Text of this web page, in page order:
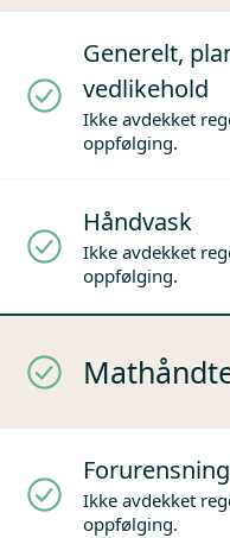
Generelt,
vedlikehold
Ikke avdekket
oppfølging.
Håndvask
Ikke avdekket
oppfølging.
Ikke avdekket
oppfølging.